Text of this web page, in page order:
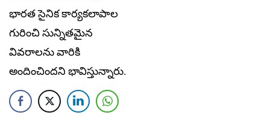
భారత సైనిక కార్యకలాపాల
గురించి సున్నితమైన
వివరాలను వారికి
అందించిందని భావిస్తున్నారు.